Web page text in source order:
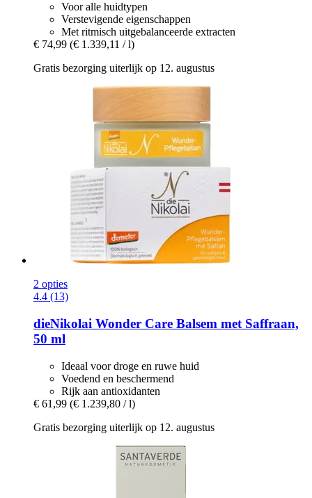
Voor alle huidtypen
Verstevigende eigenschappen
Met ritmisch uitgebalanceerde extracten
€ 74,99 (€ 1.339,11 / l)
Gratis bezorging uiterlijk op 12. augustus
2 opties
4.4 (13)
dieNikolai Wonder Care Balsem met Saffraan,
50 ml
Ideaal voor droge en ruwe huid
Voedend en beschermend
Rijk aan antioxidanten
€ 61,99 (€ 1.239,80 / l)
Gratis bezorging uiterlijk op 12. augustus